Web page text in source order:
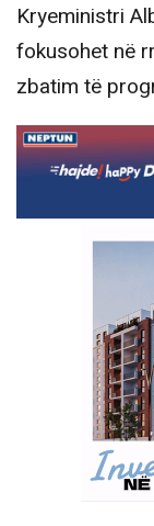
Kryeministri
fokusohet në
zbatim të